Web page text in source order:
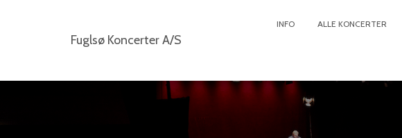
Fuglsø Koncerter A/S
INFO ALLE KONCERTER